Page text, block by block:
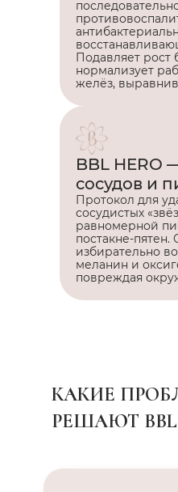
Подавляет рост
нормализует
желёз,
BBL HERO
сосудов и
Протокол для
сосудистых
равномерной
постакне-пятен.
избирательно
меланин и
повреждая
КАКИЕ
РЕШАЮТ BBL